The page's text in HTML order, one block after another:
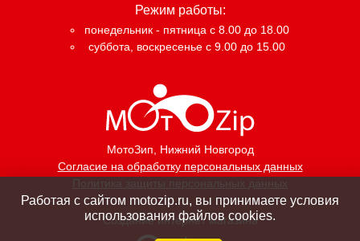
МотоЗип, Нижний Новгород
Согласие на обработку персональных данных
Политика защиты персональных данных
Режим работы:
понедельник - пятница с 8.00 до 18.00
суббота, воскресенье с 9.00 до 15.00
Создание интернет магазина
Работая с сайтом motozip.ru, вы принимаете условия
использования файлов cookies.